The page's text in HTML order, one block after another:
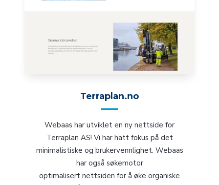
Terraplan.no
Webaas har utviklet en ny nettside for
Terraplan AS! Vi har hatt fokus på det
minimalistiske og brukervennlighet. Webaas
har også søkemotor
optimalisert nettsiden for å øke organiske